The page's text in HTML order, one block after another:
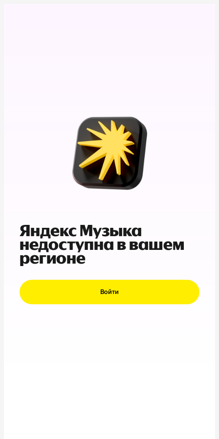
Яндекс Музыка
недоступна в вашем
регионе
Войти